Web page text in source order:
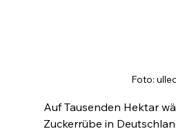
Foto:
Auf Tausenden Hektar
Zuckerrübe in